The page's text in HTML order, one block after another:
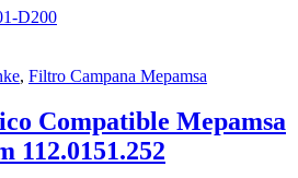
D200
, Filtro Campana Mepamsa
Compatible Mepamsa
112.0151.252